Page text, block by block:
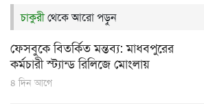
চাকুরীথেকে আরো পড়ুন
ফেসবুকে বিতর্কিত মন্তব্য: মাধবপুরের
কর্মচারী স্ট্যান্ড রিলিজে মোংলায়
৪ দিন আগে